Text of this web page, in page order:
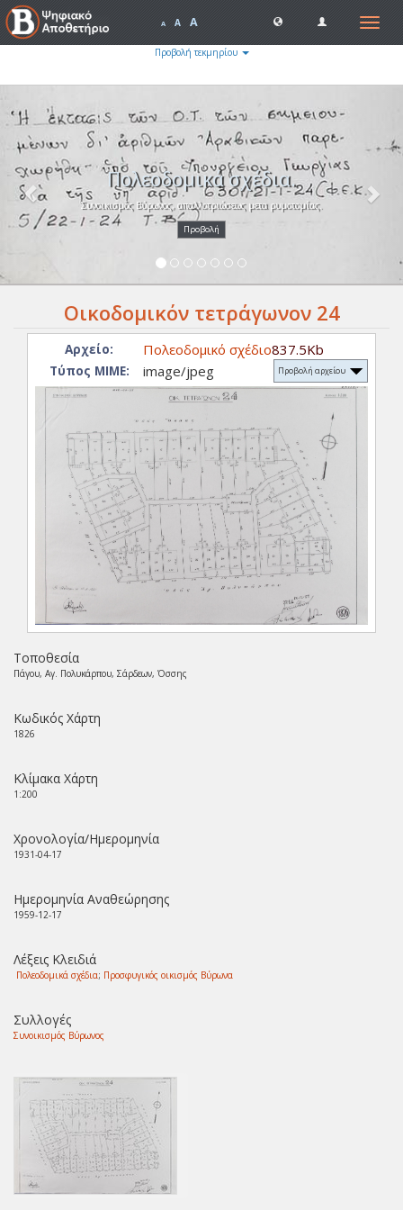
Toggle
A A A
Προβολή τεκμηρίου
Πολεοδομικά σχέδια.
Συνοικισμός Βύρωνος, απαλλοτριώσεως μετα ρυμοτομίας.
Προβολή
Οικοδομικόν τετράγωνον 24
Αρχείο: Πολεοδομικό σχέδιο837.5Kb
Προβολή αρχείου
Τύπος ΜΙΜΕ: image/jpeg
Τοποθεσία
Πάγου, Αγ. Πολυκάρπου, Σάρδεων, Όσσης
Κωδικός Χάρτη
1826
Κλίμακα Χάρτη
1:200
Χρονολογία/Ημερομηνία
1931-04-17
Ημερομηνία Αναθεώρησης
1959-12-17
Λέξεις Κλειδιά
Πολεοδομικά σχέδια; Προσφυγικός οικισμός Βύρωνα
Συλλογές
Συνοικισμός Βύρωνος